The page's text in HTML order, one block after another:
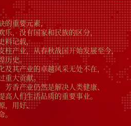
的重要元素，
乐，没有国家和民族的区分，
料记载，
柱产业，从春秋战国开始发展至今，
历史。
及其产业的卓越风采无处不在，
重大贡献。
香产业仍然是解决人类健康、
人们生活品质的重要事业。
，用好、